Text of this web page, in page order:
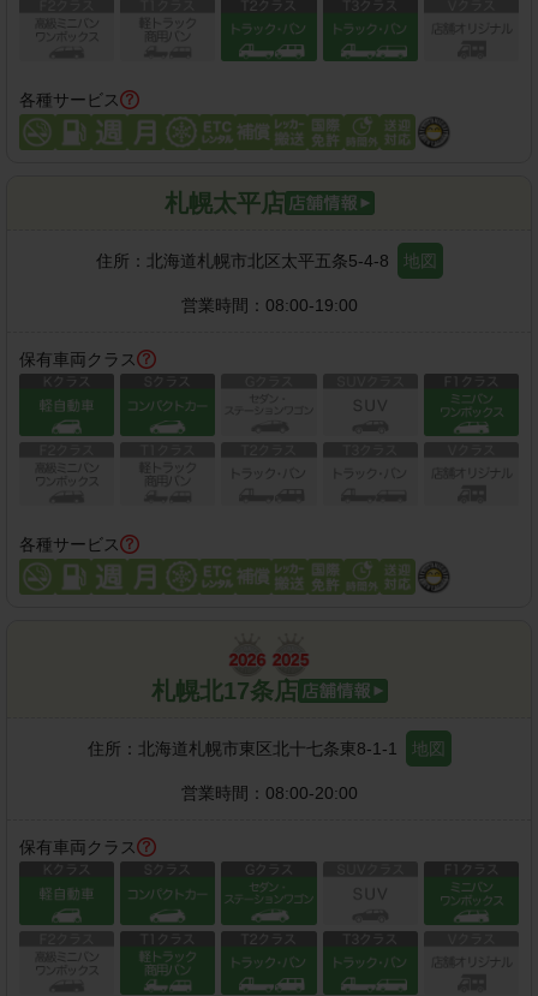
各種サービス
札幌太平店
住所： 北海道札幌市北区太平五条5-4-8 地図
営業時間： 08:00-19:00
保有車両クラス
各種サービス
札幌北17条店
住所： 北海道札幌市東区北十七条東8-1-1 地図
営業時間： 08:00-20:00
保有車両クラス